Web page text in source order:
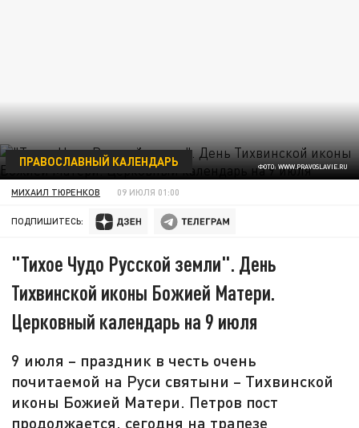
ФОТО: WWW.PRAVOSLAVIE.RU
ПРАВОСЛАВНЫЙ КАЛЕНДАРЬ
МИХАИЛ ТЮРЕНКОВ 09 ИЮЛЯ 01:00
ПОДПИШИТЕСЬ:
"Тихое Чудо Русской земли". День
Тихвинской иконы Божией Матери.
Церковный календарь на 9 июля
9 июля – праздник в честь очень
почитаемой на Руси святыни – Тихвинской
иконы Божией Матери. Петров пост
продолжается, сегодня на трапезе